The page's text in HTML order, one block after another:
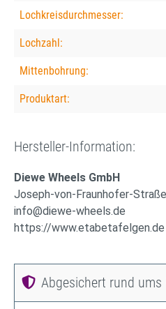
Lochkreisdurchmesser:
Lochzahl:
Mittenbohrung:
Produktart:
Hersteller-Information:
Diewe Wheels GmbH
Joseph-von-Fraunhofer-
info@diewe-wheels.de
https://www.etabetafelgen.de
Abgesichert rund ums